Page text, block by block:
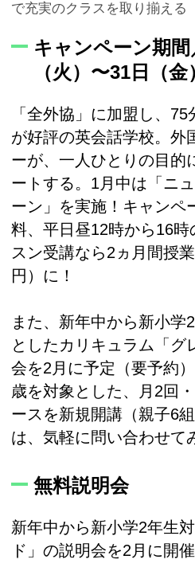
で充実のクラスを取り揃える
キャンペーン期間
（火）〜31日（金
「全外協」に加盟し、
が好評の英会話学校。外
ーが、一人ひとりの目的
ートする。1月中は「ニ
ーン」を実施！キャンペ
料、平日昼12時から16時
スン受講なら2ヵ月間授
円）に！
また、新年中から新小学
としたカリキュラム「グ
会を2月に予定（要予約
歳を対象とした、月2回
ースを新規開講（親子6
は、気軽に問い合わせて
無料説明会
新年中から新小学2年生
ド」の説明会を2月に開